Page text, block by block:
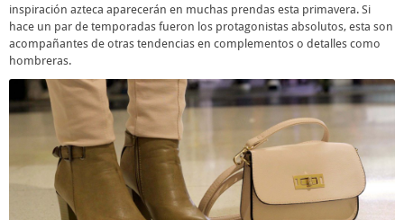
inspiración azteca aparecerán en muchas prendas esta primavera. Si
hace un par de temporadas fueron los protagonistas absolutos, esta son
acompañantes de otras tendencias en complementos o detalles como
hombreras.